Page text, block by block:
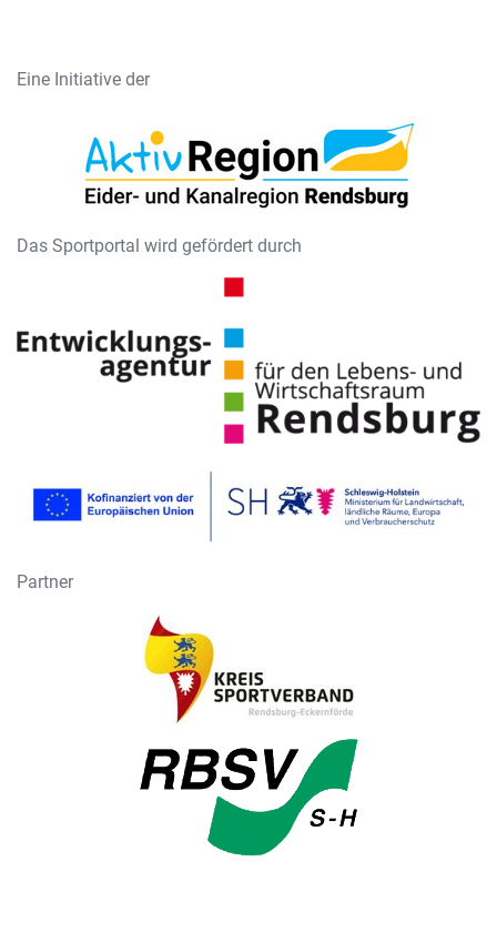
Eine Initiative der
Das Sportportal wird gefördert durch
Partner